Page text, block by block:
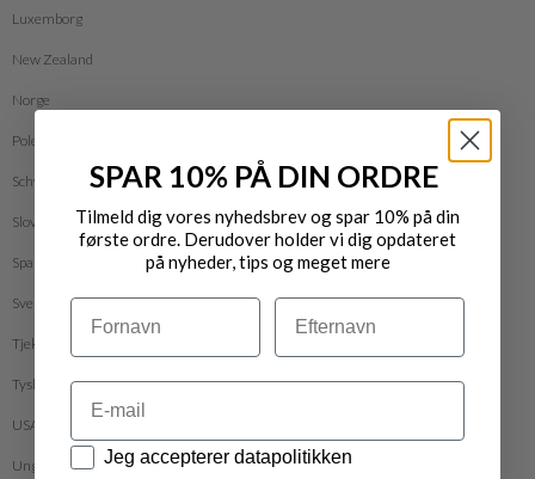
Luxemborg
New Zealand
Norge
Polen
Schweiz
Slovakiet
Spanien
Sverige
Tjekkiet
Tyskland
USA
Ungarn
SPAR 10% PÅ DIN ORDRE
Tilmeld dig vores nyhedsbrev og spar 10% på din
første ordre. Derudover holder vi dig opdateret
på nyheder, tips og meget mere
Navn Efternavn
Email
Datapolitik
Jeg accepterer datapolitikken